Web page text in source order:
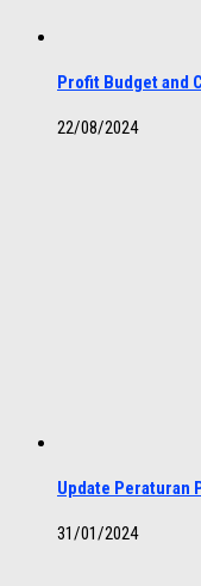
Profit Budget and
22/08/2024
Update Peraturan
31/01/2024